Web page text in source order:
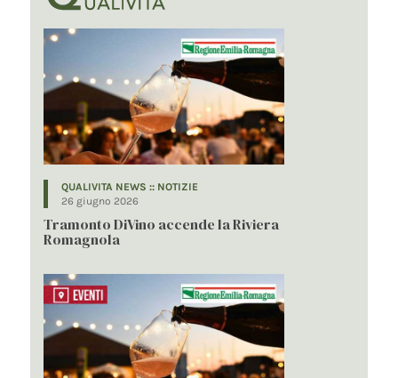
QUALIVITA NEWS :: NOTIZIE
26 giugno 2026
Tramonto DiVino accende la Riviera
Romagnola